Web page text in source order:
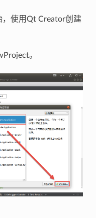
使用Qt Creator创建
。